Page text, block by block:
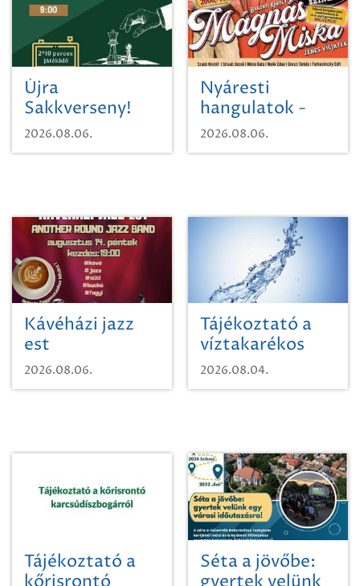
Újra
Sakkverseny!
2026.08.06.
Nyáresti
hangulatok -
Mágnás Miska
2026.08.06.
Kávéházi jazz
est
2026.08.06.
Tájékoztató a
víztakarékos
vízhasználatról
2026.08.04.
Tájékoztató a
Séta a jövőbe: